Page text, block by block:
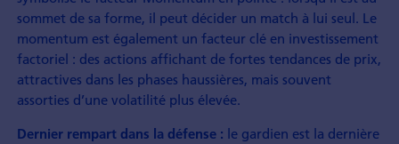
sommet de sa forme, il peut décider un match à lui seul. Le
momentum est également un facteur clé en investissement
factoriel : des actions affichant de fortes tendances de prix,
attractives dans les phases haussières, mais souvent
assorties d’une volatilité plus élevée.
Dernier rempart dans la défense : le gardien est la dernière